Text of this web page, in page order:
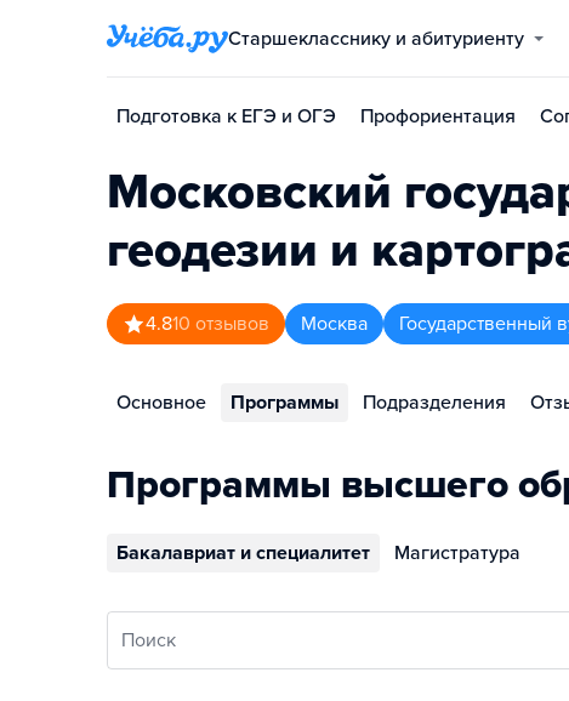
Старшекласснику и абитуриенту
Подготовка к ЕГЭ и ОГЭ Профориентация
Московский
геодезии и
4.810 отзывов Москва Государственный
Основное Программы Подразделения
Программы высшего
Бакалавриат и специалитет Магистратура
Поиск